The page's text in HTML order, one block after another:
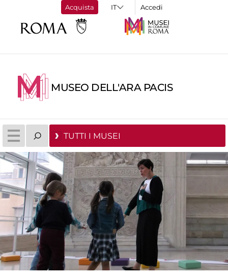
Acquista Accedi
MUSEO DELL'ARA PACIS
TUTTI I MUSEI